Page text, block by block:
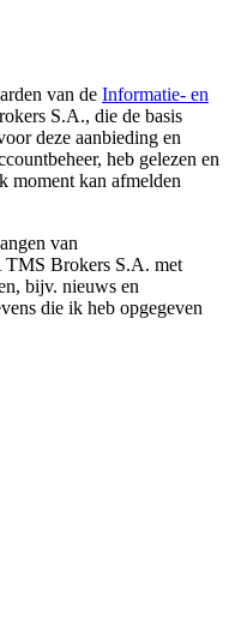
van de Informatie- en
S.A., die de basis
deze aanbieding en
heb gelezen en
moment kan afmelden
van
Brokers S.A. met
bijv. nieuws en
die ik heb opgegeven